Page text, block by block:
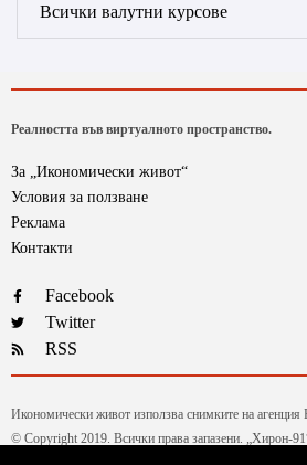
Всички валутни курсове
Реалността във виртуалното пространство.
За „Икономически живот“
Условия за ползване
Реклама
Контакти
Facebook
Twitter
RSS
Икономически живот използва снимките на
© Copyright 2019. Всички права запазени. „Хирон-